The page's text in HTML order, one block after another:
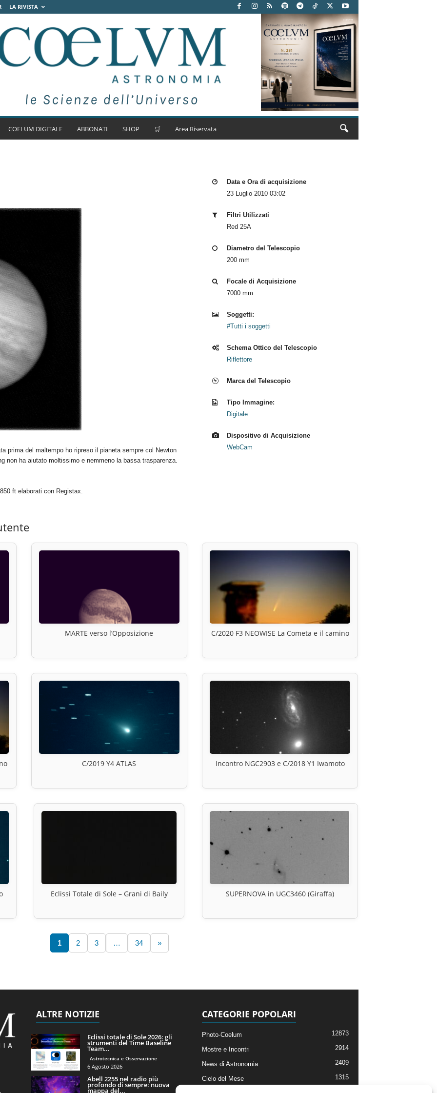
LA RIVISTA
COELUM DIGITALE ABBONATI SHOP 🛒 Area Riservata
prima del maltempo ho ripreso il pianeta sempre col Newton
non ha aiutato moltissimo e nemmeno la bassa trasparenza.
ft elaborati con Registax.
Data e Ora di acquisizione
23 Luglio 2010 03:02
Filtri Utilizzati
Red 25A
Diametro del Telescopio
200 mm
Focale di Acquisizione
7000 mm
Soggetti:
#Tutti i soggetti
Schema Ottico del Telescopio
Riflettore
Marca del Telescopio
Tipo Immagine:
Digitale
Dispositivo di Acquisizione
WebCam
MARTE verso l’Opposizione C/2020 F3 NEOWISE La Cometa e il camino
C/2019 Y4 ATLAS Incontro NGC2903 e C/2018 Y1 Iwamoto
Eclissi Totale di Sole – Grani di Baily SUPERNOVA in UGC3460 (Giraffa)
1 2 3 … 34 »
ALTRE NOTIZIE
Eclissi totale di Sole 2026: gli
strumenti del Time Baseline
Team...
Astrotecnica e Osservazione
6 Agosto 2026
Abell 2255 nel radio più
profondo di sempre: nuova
mappa del...
CATEGORIE POPOLARI
Photo-Coelum 12873
Mostre e Incontri 2914
News di Astronomia 2409
Cielo del Mese 1315